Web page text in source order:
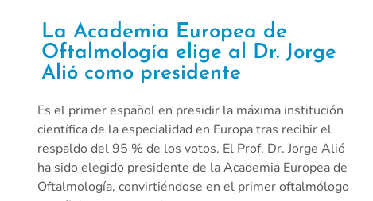
La Academia Europea de
Oftalmología elige al Dr. Jorge
Alió como presidente
Es el primer español en presidir la máxima institución
científica de la especialidad en Europa tras recibir el
respaldo del 95 % de los votos. El Prof. Dr. Jorge Alió
ha sido elegido presidente de la Academia Europea de
Oftalmología, convirtiéndose en el primer oftalmólogo